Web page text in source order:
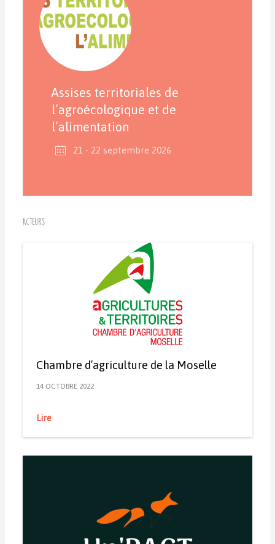
Assises territoriales de
l’agroécologique et de
l’alimentation
21 - 22 septembre 2026
Acteurs
Chambre d’agriculture de la Moselle
14 OCTOBRE 2022
Lire